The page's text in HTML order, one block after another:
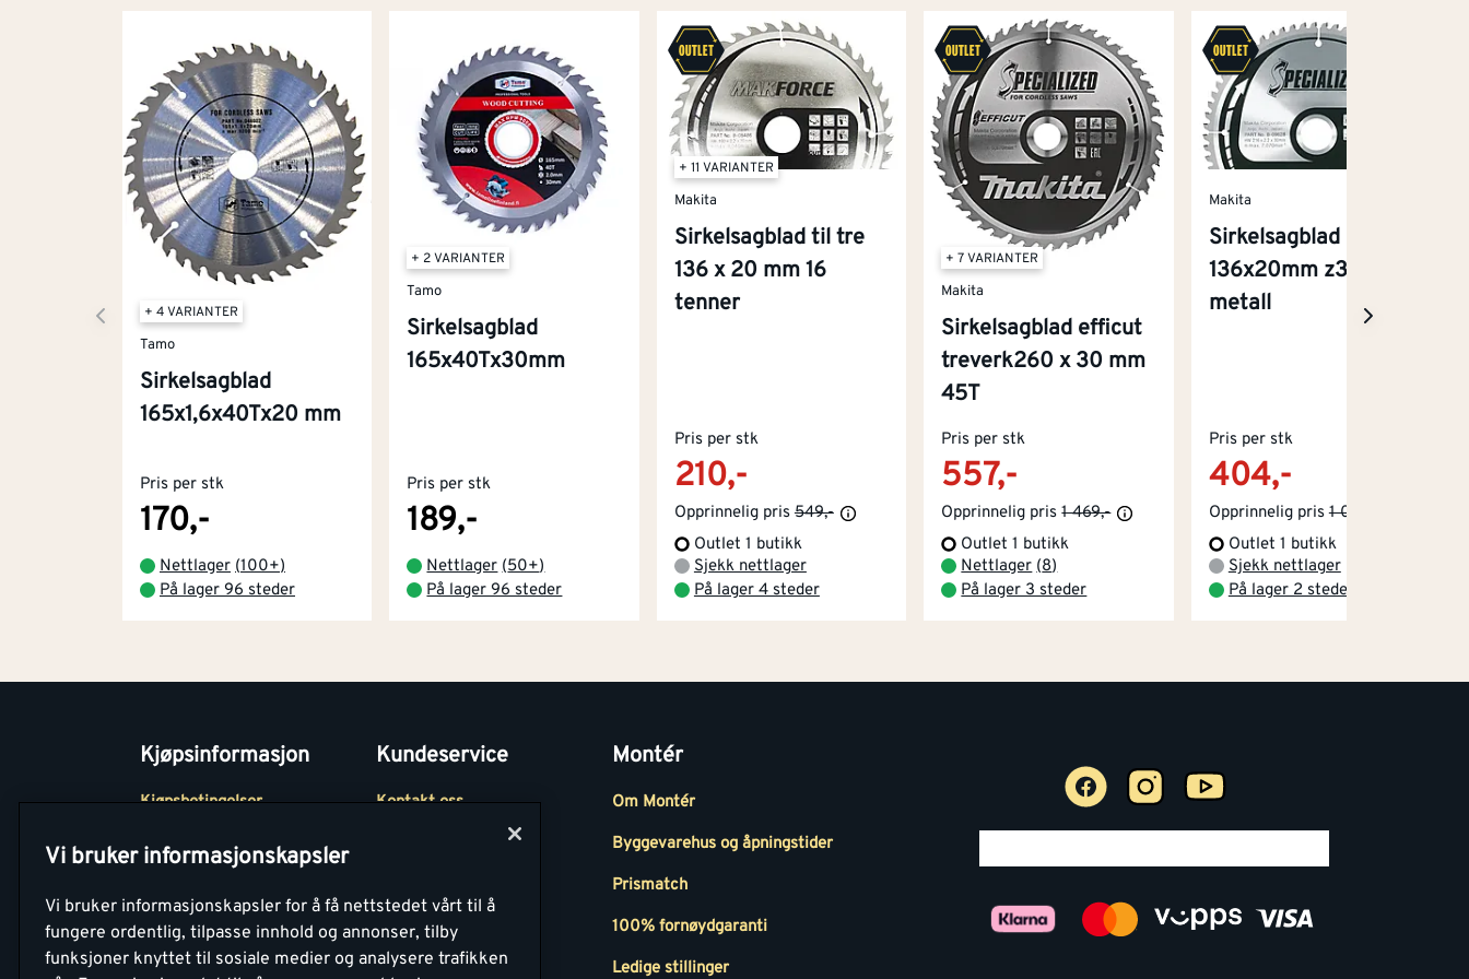
+ 4 VARIANTER
Tamo
Sirkelsagblad
165x1,6x40Tx20 mm
Pris per stk
170,-
Nettlager (100+)
På lager 96 steder
+ 2 VARIANTER
Tamo
Sirkelsagblad
165x40Tx30mm
Pris per stk
189,-
Nettlager (50+)
På lager 96 steder
+ 11 VARIANTER
Makita
Sirkelsagblad til tre
136 x 20 mm 16
tenner
Pris per stk
210,-
Opprinnelig pris 549,-
Outlet 1 butikk
Sjekk nettlager
På lager 4 steder
+ 7 VARIANTER
Makita
Sirkelsagblad efficut
treverk260 x 30 mm
45T
Pris per stk
557,-
Opprinnelig pris 1 469,-
Outlet 1 butikk
Nettlager (8)
På lager 3 steder
Makita
Sirkelsagblad hm
136x20mm z30
metall
Pris per stk
404,-
Opprinnelig pris 1 049,-
Outlet 1 butikk
Sjekk nettlager
På lager 2 steder
Kjøpsinformasjon
Kjøpsbetingelser
Betaling
Retur- og
angrerettsskjema
Kundeservice
Kontakt oss
Medlemsavtaler
Montér Bedrift
Montér
Om Montér
Byggevarehus og åpningstider
Prismatch
100% fornøydgaranti
Ledige stillinger
Vi bruker informasjonskapsler
Vi bruker informasjonskapsler for å få nettstedet vårt til å
fungere ordentlig, tilpasse innhold og annonser, tilby
funksjoner knyttet til sosiale medier og analysere trafikken